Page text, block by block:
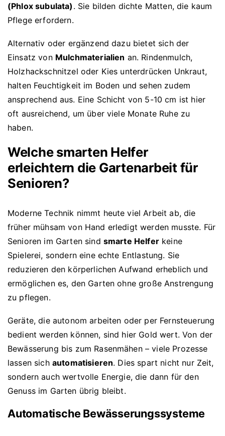
(Phlox subulata) . Sie bilden dichte Matten, die kaum
Pflege erfordern.
Alternativ oder ergänzend dazu bietet sich der
Einsatz von Mulchmaterialien an. Rindenmulch,
Holzhackschnitzel oder Kies unterdrücken Unkraut,
halten Feuchtigkeit im Boden und sehen zudem
ansprechend aus. Eine Schicht von 5-10 cm ist hier
oft ausreichend, um über viele Monate Ruhe zu
haben.
Welche smarten Helfer
erleichtern die Gartenarbeit für
Senioren?
Moderne Technik nimmt heute viel Arbeit ab, die
früher mühsam von Hand erledigt werden musste. Für
Senioren im Garten sind smarte Helferkeine
Spielerei, sondern eine echte Entlastung. Sie
reduzieren den körperlichen Aufwand erheblich und
ermöglichen es, den Garten ohne große Anstrengung
zu pflegen.
Geräte, die autonom arbeiten oder per Fernsteuerung
bedient werden können, sind hier Gold wert. Von der
Bewässerung bis zum Rasenmähen – viele Prozesse
lassen sich automatisieren. Dies spart nicht nur Zeit,
sondern auch wertvolle Energie, die dann für den
Genuss im Garten übrig bleibt.
Automatische Bewässerungssysteme